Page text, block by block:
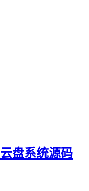
盘系统源码